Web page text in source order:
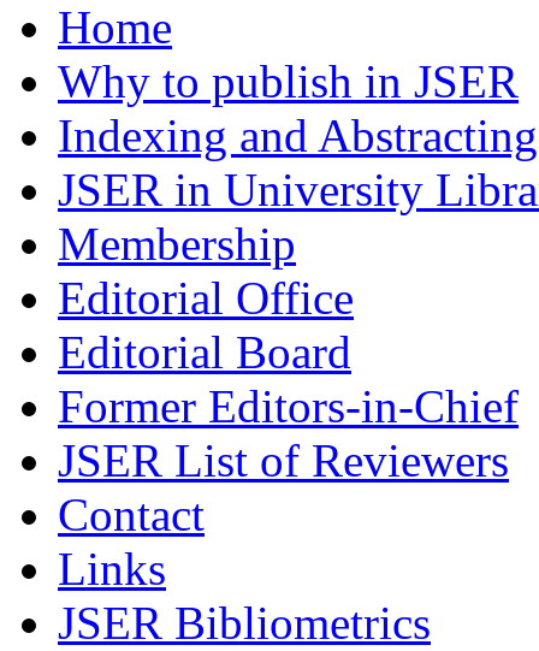
Home
Why to publish in JSER
Indexing and Abstracting
JSER in University
Membership
Editorial Office
Editorial Board
Former Editors-in-Chief
JSER List of Reviewers
Contact
Links
JSER Bibliometrics